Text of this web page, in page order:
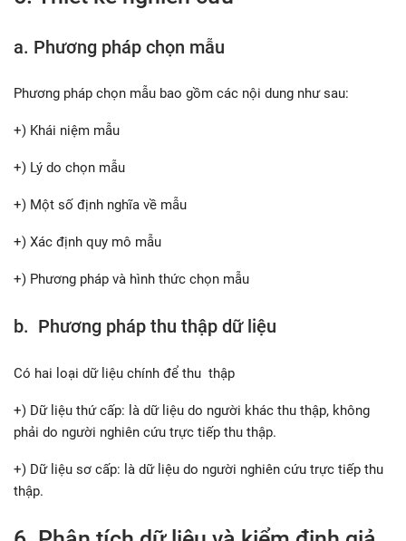
a. Phương pháp chọn mẫu
Phương pháp chọn mẫu bao gồm các nội dung như sau:
+) Khái niệm mẫu
+) Lý do chọn mẫu
+) Một số định nghĩa về mẫu
+) Xác định quy mô mẫu
+) Phương pháp và hình thức chọn mẫu
b. Phương pháp thu thập dữ liệu
Có hai loại dữ liệu chính để thu thập
+) Dữ liệu thứ cấp: là dữ liệu do người khác thu thập, không
phải do người nghiên cứu trực tiếp thu thập.
+) Dữ liệu sơ cấp: là dữ liệu do người nghiên cứu trực tiếp thu
thập.